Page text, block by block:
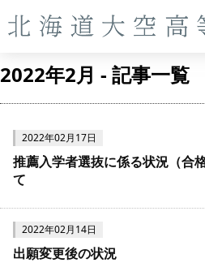
2022年2月 - 記事一覧
2022年02月17日
推薦入学者選抜に係る状況（合
て
2022年02月14日
出願変更後の状況